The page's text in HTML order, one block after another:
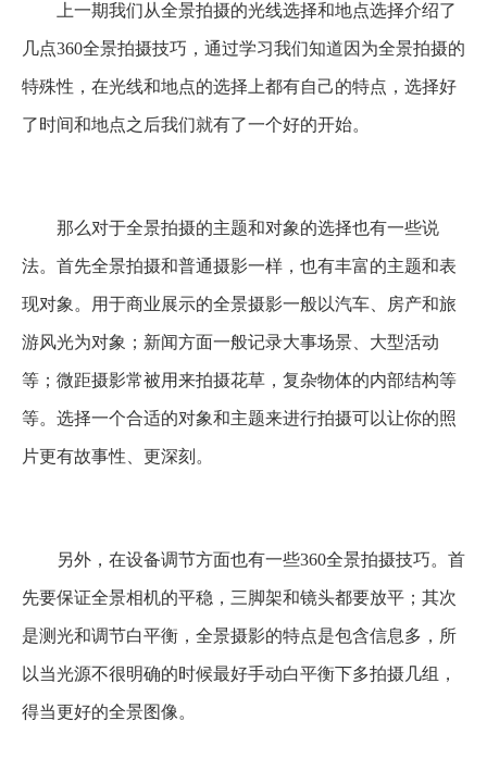
上一期我们从全景拍摄的光线选择和地点选择介绍了
几点360全景拍摄技巧，通过学习我们知道因为全景拍摄的
特殊性，在光线和地点的选择上都有自己的特点，选择好
了时间和地点之后我们就有了一个好的开始。
那么对于全景拍摄的主题和对象的选择也有一些说
法。首先全景拍摄和普通摄影一样，也有丰富的主题和表
现对象。用于商业展示的全景摄影一般以汽车、房产和旅
游风光为对象；新闻方面一般记录大事场景、大型活动
等；微距摄影常被用来拍摄花草，复杂物体的内部结构等
等。选择一个合适的对象和主题来进行拍摄可以让你的照
片更有故事性、更深刻。
另外，在设备调节方面也有一些360全景拍摄技巧。首
先要保证全景相机的平稳，三脚架和镜头都要放平；其次
是测光和调节白平衡，全景摄影的特点是包含信息多，所
以当光源不很明确的时候最好手动白平衡下多拍摄几组，
得当更好的全景图像。